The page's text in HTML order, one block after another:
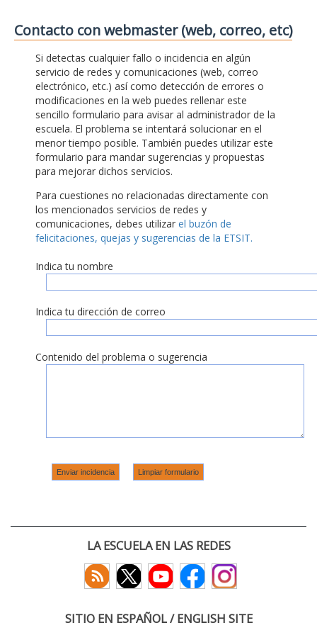
Contacto con webmaster (web, correo, etc)
Si detectas cualquier fallo o incidencia en algún
servicio de redes y comunicaciones (web, correo
electrónico, etc.) así como detección de errores o
modificaciones en la web puedes rellenar este
sencillo formulario para avisar al administrador de la
escuela. El problema se intentará solucionar en el
menor tiempo posible. También puedes utilizar este
formulario para mandar sugerencias y propuestas
para mejorar dichos servicios.
Para cuestiones no relacionadas directamente con
los mencionados servicios de redes y
comunicaciones, debes utilizar el buzón de
felicitaciones, quejas y sugerencias de la ETSIT.
Indica tu nombre
Indica tu dirección de correo
Contenido del problema o sugerencia
LA ESCUELA EN LAS REDES
SITIO EN ESPAÑOL / ENGLISH SITE